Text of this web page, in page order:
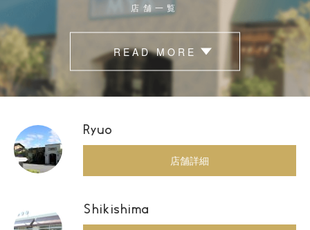
店舗一覧
READ MORE
Ryuo
店舗詳細
Shikishima